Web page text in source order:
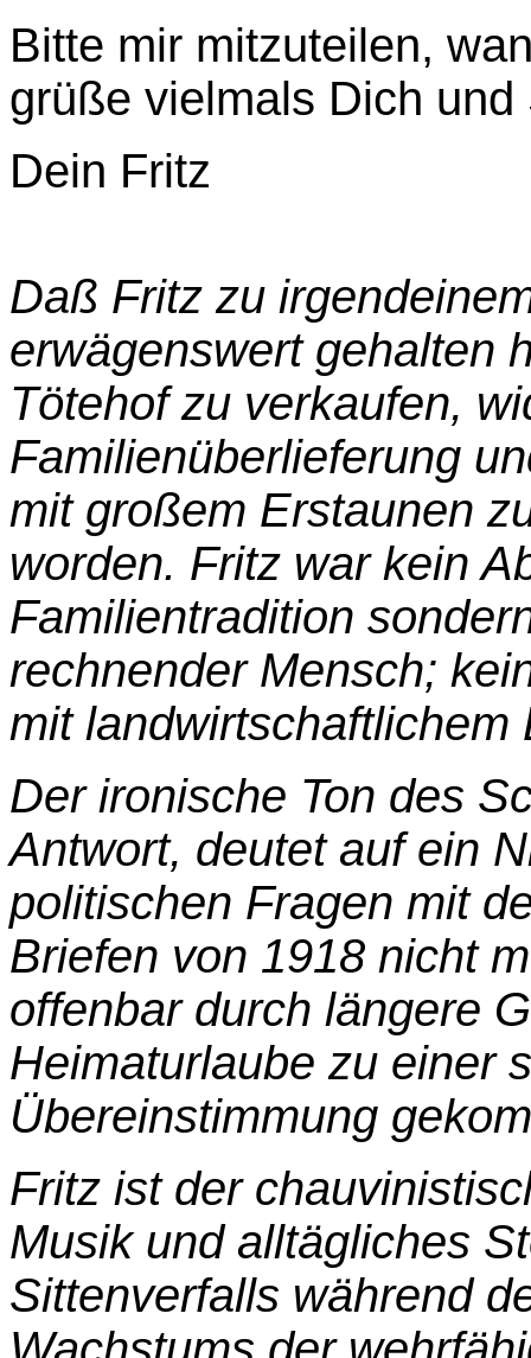
Bitte mir mitzuteilen,
grüße vielmals Dich
Dein Fritz
Daß Fritz zu
erwägenswert gehalten
Tötehof zu verkaufen,
Familienüberlieferung
mit großem Erstaunen
worden. Fritz war kein
Familientradition
rechnender Mensch;
mit landwirtschaftlichem
Der ironische Ton des
Antwort, deutet auf ein
politischen Fragen mit
Briefen von 1918 nicht
offenbar durch längere
Heimaturlaube zu einer
Übereinstimmung
Fritz ist der
Musik und alltägliches
Sittenverfalls während